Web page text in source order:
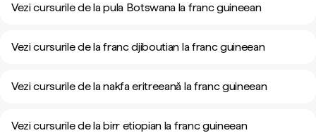
Vezi cursurile de la pula Botswana la franc guineean
Vezi cursurile de la franc djiboutian la franc guineean
Vezi cursurile de la nakfa eritreeană la franc guineean
Vezi cursurile de la birr etiopian la franc guineean